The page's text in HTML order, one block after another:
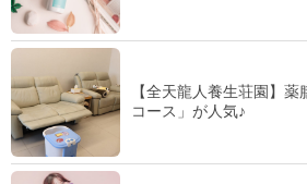
【全天龍人養生荘園】
コース」が人気♪